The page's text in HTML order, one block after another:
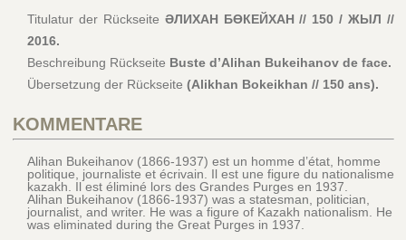
Titulatur der Rückseite ӘЛИХАН БӨКЕЙХАН // 150 / ЖЫЛ //
2016.
Beschreibung Rückseite Buste d’Alihan Bukeihanov de face.
Übersetzung der Rückseite (Alikhan Bokeikhan // 150 ans).
KOMMENTARE
Alihan Bukeihanov (1866-1937) est un homme d’état, homme
politique, journaliste et écrivain. Il est une figure du nationalisme
kazakh. Il est éliminé lors des Grandes Purges en 1937.
Alihan Bukeihanov (1866-1937) was a statesman, politician,
journalist, and writer. He was a figure of Kazakh nationalism. He
was eliminated during the Great Purges in 1937.